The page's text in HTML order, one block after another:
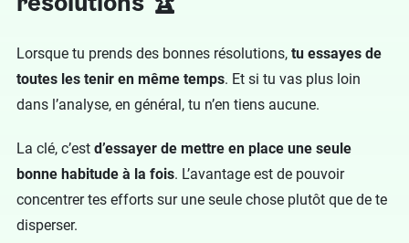
Lorsque tu prends des bonnes résolutions, tu essayes de
toutes les tenir en même temps. Et si tu vas plus loin
dans l’analyse, en général, tu n’en tiens aucune.
La clé, c’est d’essayer de mettre en place une seule
bonne habitude à la fois. L’avantage est de pouvoir
concentrer tes efforts sur une seule chose plutôt que de te
disperser.